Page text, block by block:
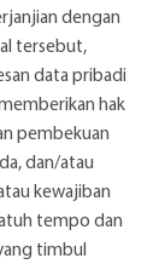
dengan
tersebut,
data pribadi
hak
pembekuan
dan/atau
kewajiban
tempo dan
timbul